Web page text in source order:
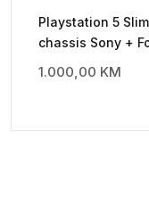
Playstation 5
chassis Sony +
1.000,00 KM